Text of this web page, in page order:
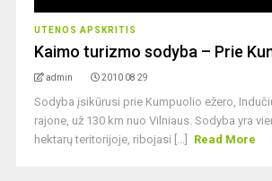
UTENOS APSKRITIS
Kaimo turizmo sodyba – Prie
admin 2010 08 29
Sodyba įsikūrusi prie Kumpuolio ežero,
rajone, už 130 km nuo Vilniaus. Sodyba yra
hektarų teritorijoje, ribojasi [...]
Read More